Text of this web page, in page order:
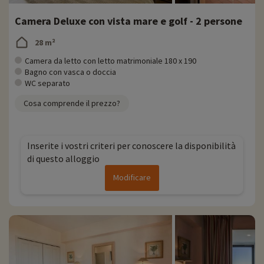
Camera Deluxe con vista mare e golf - 2 persone
28 m²
Camera da letto con letto matrimoniale 180 x 190
Bagno con vasca o doccia
WC separato
Cosa comprende il prezzo?
Inserite i vostri criteri per conoscere la disponibilità
di questo alloggio
Modificare